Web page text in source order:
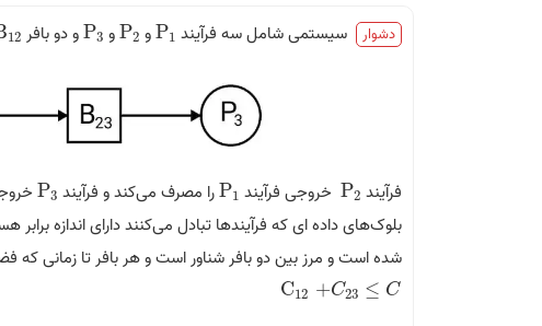
دشوار سیستمی شامل سه فرآیند P1
P1 و P2
P2 و P3
P3 و دو بافر 12
12
فرآیند P2
P2 خروجی فرآیند P1
P1 را مصرف می‌کند و فرآیند P3
P3
بلوک‌های داده ای که فرآیندها تبادل می‌کنند دارای اندازه
شده است و مرز بین دو بافر شناور است و هر بافر تا زمانی
C12 +C23 ≤ C
C12 +C23≤ C